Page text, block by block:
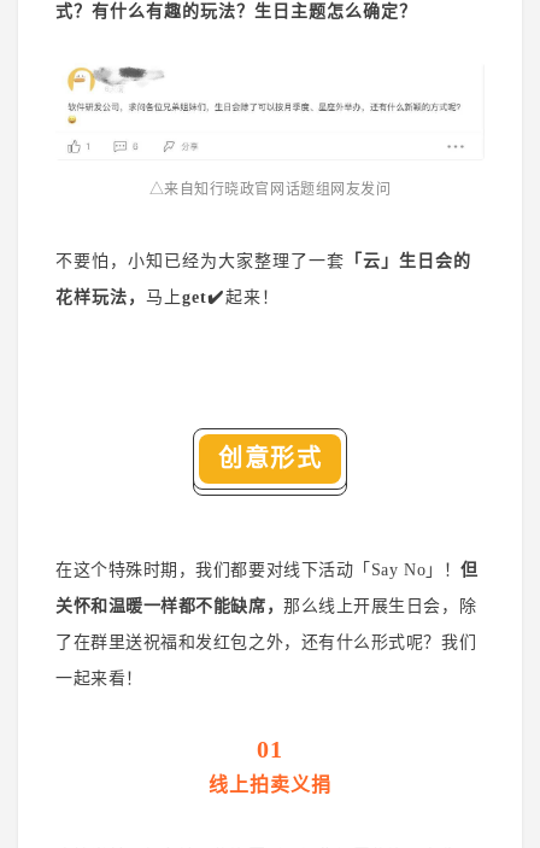
登录式？有什么有趣的玩法？生日主题怎么确定？
△来自知行晓政官网话题组网友发问
不要怕，小知已经为大家整理了一套 「云」生日会的
花样玩法， 马上get✔️️起来！
创意形式
在这个特殊时期，我们都要对线下活动「Say No」！但
关怀和温暖一样都不能缺席，那么线上开展生日会，除
了在群里送祝福和发红包之外，还有什么形式呢？我们
一起来看！
01
线上拍卖义捐